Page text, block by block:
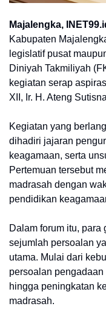
Majalengka,
Kabupaten
legislatif pusat
Diniyah Takmiliyah
kegiatan serap
XII, Ir. H. Ateng
Kegiatan yang
dihadiri jajaran
keagamaan, serta
Pertemuan tersebut
madrasah dengan
pendidikan
Dalam forum itu, para
sejumlah persoalan
utama. Mulai dari
persoalan
hingga peningkatan
madrasah.